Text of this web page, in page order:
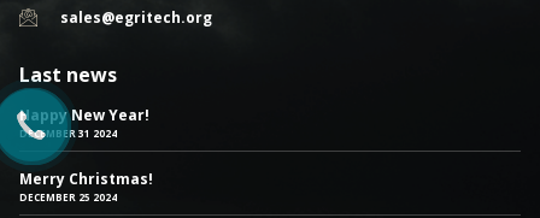
sales@egritech.org
Last news
Happy New Year!
DECEMBER 31 2024
Merry Christmas!
DECEMBER 25 2024